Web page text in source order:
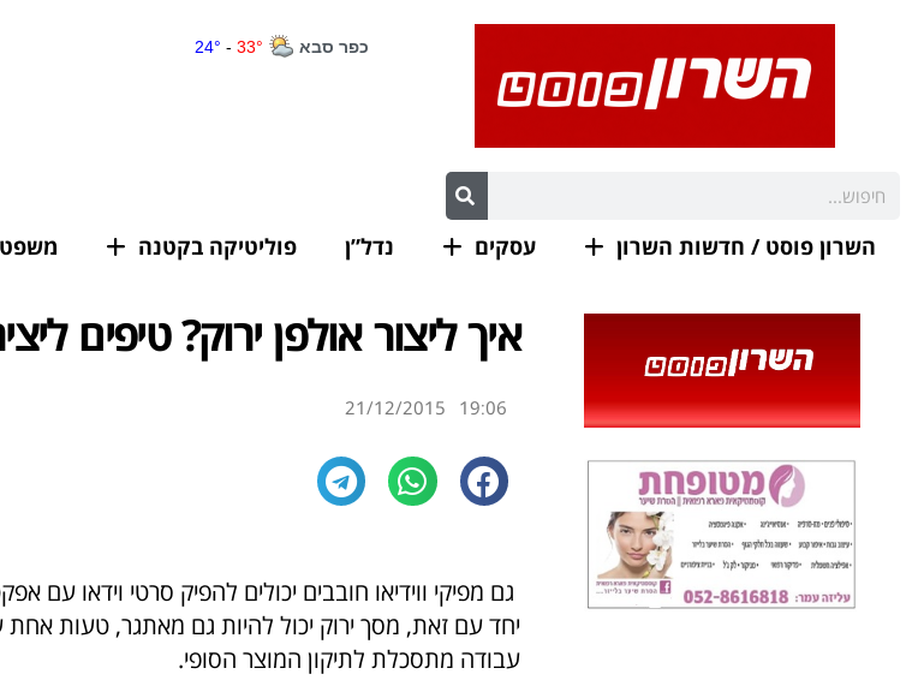
השרון פוסט / חדשות השרון עסקים נדל”ן פוליטיקה בקטנה משפט
איך ליצור אולפן ירוק? טיפים
19:06
21/12/2015
גם מפיקי ווידיאו חובבים יכולים להפיק סרטי וידאו עם
יחד עם זאת, מסך ירוק יכול להיות גם מאתגר, טעות
עבודה מתסכלת לתיקון המוצר הסופי.